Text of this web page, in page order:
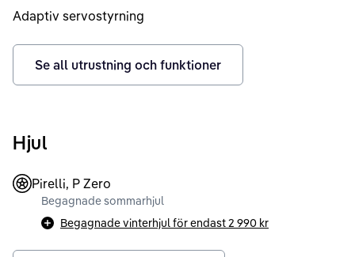
Adaptiv servostyrning
Se all utrustning och funktioner
Hjul
Pirelli, P Zero
Begagnade sommarhjul
Begagnade vinterhjul för endast2 990 kr